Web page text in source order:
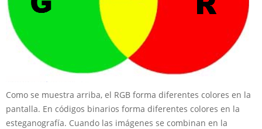
Como se muestra arriba, el RGB forma diferentes colores en la
pantalla. En códigos binarios forma diferentes colores en la
esteganografía. Cuando las imágenes se combinan en la